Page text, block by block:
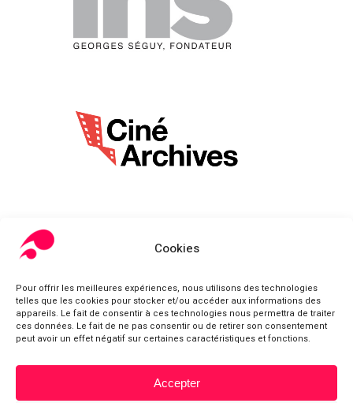
Cookies
Pour offrir les meilleures expériences, nous utilisons des technologies
telles que les cookies pour stocker et/ou accéder aux informations des
appareils. Le fait de consentir à ces technologies nous permettra de traiter
ces données. Le fait de ne pas consentir ou de retirer son consentement
peut avoir un effet négatif sur certaines caractéristiques et fonctions.
Accepter